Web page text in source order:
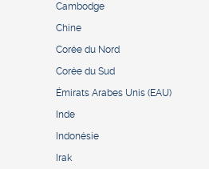
Cambodge
Chine
Corée du Nord
Corée du Sud
Émirats Arabes Unis (EAU)
Inde
Indonésie
Irak